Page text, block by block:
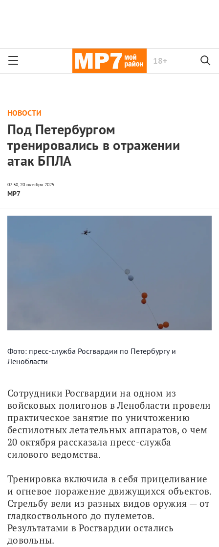
18+
НОВОСТИ
Под Петербургом
тренировались в отражении
атак БПЛА
МР7
Фото: пресс-служба Росгвардии по Петербургу и
Ленобласти
Сотрудники Росгвардии на одном из
войсковых полигонов в Ленобласти провели
практическое занятие по уничтожению
беспилотных летательных аппаратов, о чем
20 октября рассказала пресс-служба
силового ведомства.
Тренировка включила в себя прицеливание
и огневое поражение движущихся объектов.
Стрельбу вели из разных видов оружия — от
гладкоствольного до пулеметов.
Результатами в Росгвардии остались
довольны.